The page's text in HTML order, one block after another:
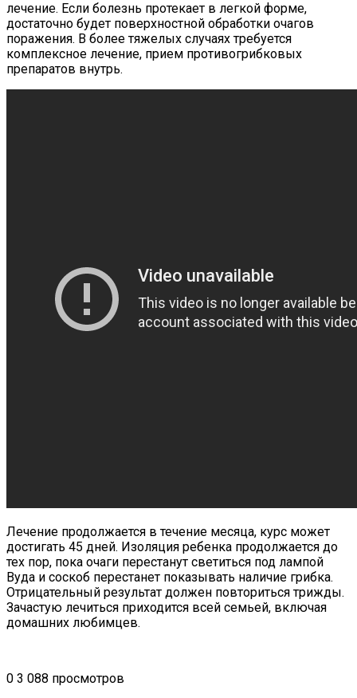
лечение. Если болезнь протекает в легкой форме,
достаточно будет поверхностной обработки очагов
поражения. В более тяжелых случаях требуется
комплексное лечение, прием противогрибковых
препаратов внутрь.
Лечение продолжается в течение месяца, курс может
достигать 45 дней. Изоляция ребенка продолжается до
тех пор, пока очаги перестанут светиться под лампой
Вуда и соскоб перестанет показывать наличие грибка.
Отрицательный результат должен повториться трижды.
Зачастую лечиться приходится всей семьей, включая
домашних любимцев.
0 3 088 просмотров